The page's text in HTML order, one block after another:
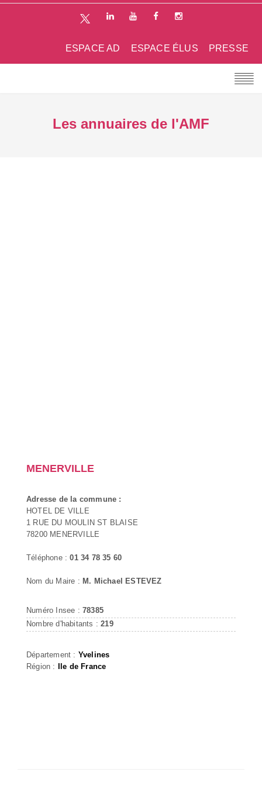
PRESSE
ESPACE ÉLUS
ESPACE AD
Les annuaires de l'AMF
MENERVILLE
Adresse de la commune :
HOTEL DE VILLE
1 RUE DU MOULIN ST BLAISE
78200 MENERVILLE
Téléphone :01 34 78 35 60
Nom du Maire : M. Michael ESTEVEZ
Numéro Insee : 78385
Nombre d'habitants :219
Département : Yvelines
Région : Ile de France